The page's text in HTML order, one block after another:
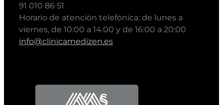
91 010 86 51
Horario de atención telefónica: de lunes a
viernes, de 10:00 a 14:00 y de 16:00 a 20:00
info@clinicamedizen.es